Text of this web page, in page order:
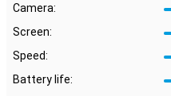
Camera:
Screen:
Speed:
Battery life: